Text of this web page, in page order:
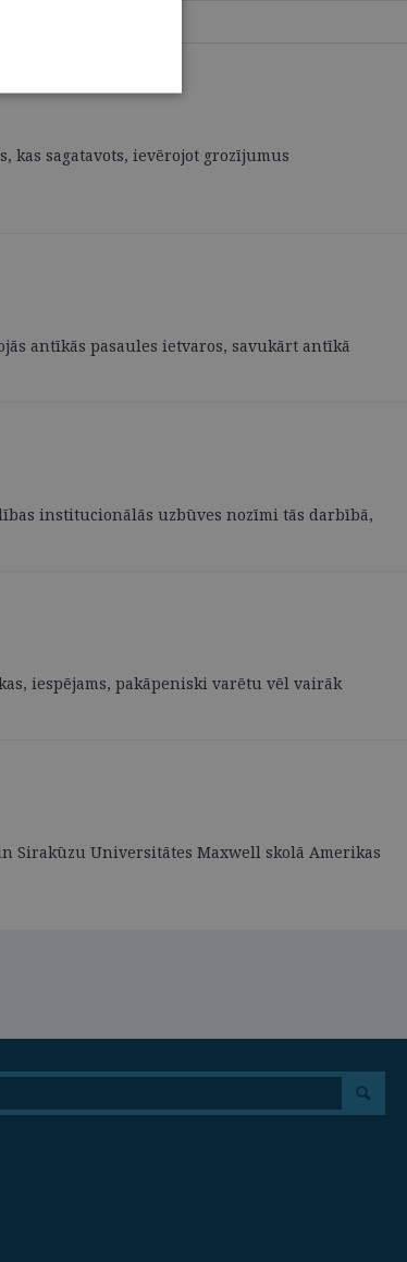
kas sagatavots, ievērojot grozījumus
antīkās pasaules ietvaros, savukārt antīkā
institucionālās uzbūves nozīmi tās darbībā,
iespējams, pakāpeniski varētu vēl vairāk
Sirakūzu Universitātes Maxwell skolā Amerikas